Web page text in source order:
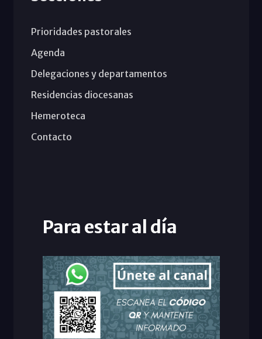
Prioridades pastorales
Agenda
Delegaciones y departamentos
Residencias diocesanas
Hemeroteca
Contacto
Para estar al día